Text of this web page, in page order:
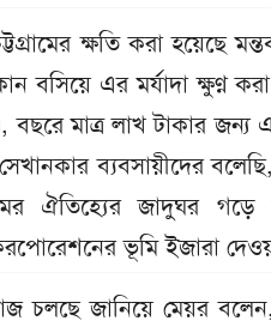
ক্ষতি করা হয়েছে
বসিয়ে এর মর্যাদা ক্ষুণ্ন
মাত্র লাখ টাকার জন্য
ব্যবসায়ীদের
ঐতিহ্যের জাদুঘর
ভূমি ইজারা
চলছে জানিয়ে মেয়র